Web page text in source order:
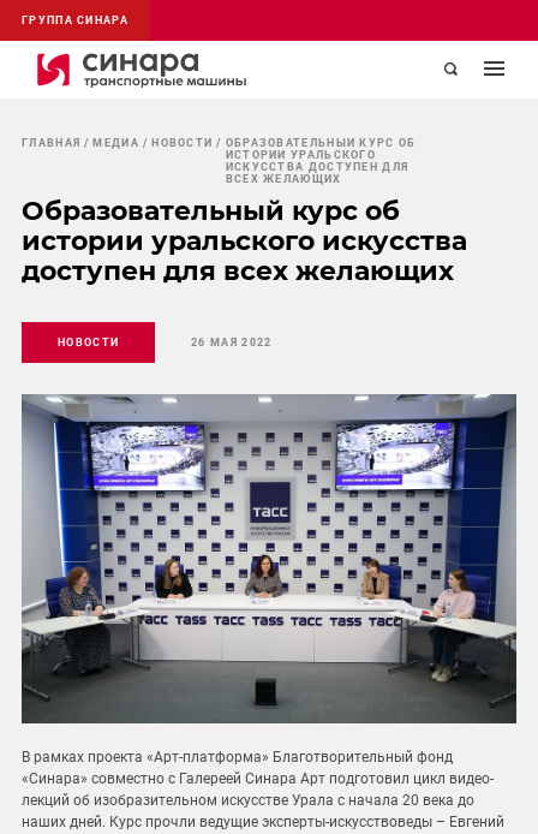
ГРУППА СИНАРА
ГЛАВНАЯ МЕДИА НОВОСТИ
ОБРАЗОВАТЕЛЬНЫЙ КУРС ОБ
ИСТОРИИ УРАЛЬСКОГО
ИСКУССТВА ДОСТУПЕН ДЛЯ
ВСЕХ ЖЕЛАЮЩИХ
Образовательный курс об
истории уральского искусства
доступен для всех желающих
НОВОСТИ 26 МАЯ 2022
В рамках проекта «Арт-платформа» Благотворительный фонд
«Синара» совместно с Галереей Синара Арт подготовил цикл видео-
лекций об изобразительном искусстве Урала с начала 20 века до
наших дней. Курс прочли ведущие эксперты-искусствоведы – Евгений